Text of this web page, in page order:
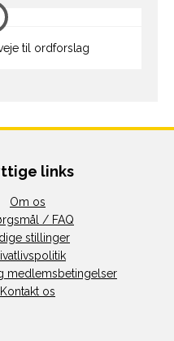
til ordforslag
links
Om os
/ FAQ
stillinger
medlemsbetingelser
Kontakt os